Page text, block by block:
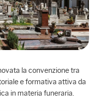
la convenzione tra
e formativa attiva da
in materia funeraria.